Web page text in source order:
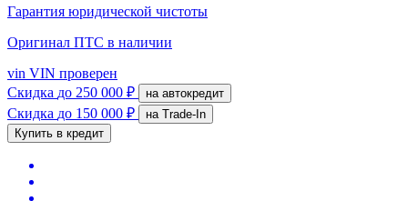
Гарантия юридической чистоты
Оригинал ПТС в наличии
vin VIN проверен
Скидка до 250 000 ₽ на автокредит
Скидка до 150 000 ₽
на Trade-In
Купить в кредит